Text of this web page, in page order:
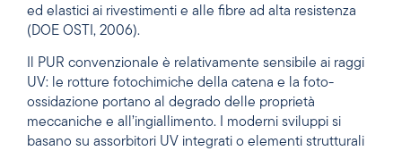
ed elastici ai rivestimenti e alle fibre ad alta resistenza
(DOE OSTI, 2006).
Il PUR convenzionale è relativamente sensibile ai raggi
UV: le rotture fotochimiche della catena e la foto-
ossidazione portano al degrado delle proprietà
meccaniche e all’ingiallimento. I moderni sviluppi si
basano su assorbitori UV integrati o elementi strutturali